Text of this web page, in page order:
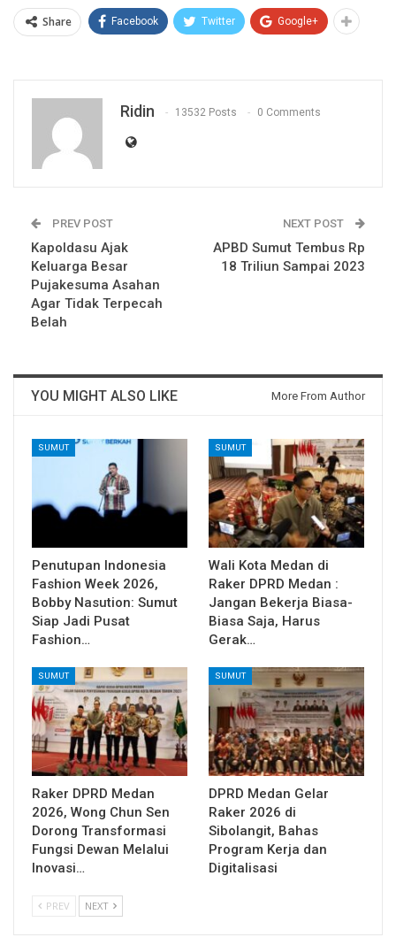
Share Facebook Twitter Google+
Ridin 13532 Posts 0 Comments
PREV POST
Kapoldasu Ajak
Keluarga Besar
Pujakesuma Asahan
Agar Tidak Terpecah
Belah
NEXT POST
APBD Sumut Tembus Rp
18 Triliun Sampai 2023
YOU MIGHT ALSO LIKE More From Author
SUMUT
Penutupan Indonesia
Fashion Week 2026,
Bobby Nasution: Sumut
Siap Jadi Pusat
Fashion…
SUMUT
Wali Kota Medan di
Raker DPRD Medan :
Jangan Bekerja Biasa-
Biasa Saja, Harus
Gerak…
SUMUT
Raker DPRD Medan
2026, Wong Chun Sen
Dorong Transformasi
Fungsi Dewan Melalui
Inovasi…
SUMUT
DPRD Medan Gelar
Raker 2026 di
Sibolangit, Bahas
Program Kerja dan
Digitalisasi
PREV NEXT